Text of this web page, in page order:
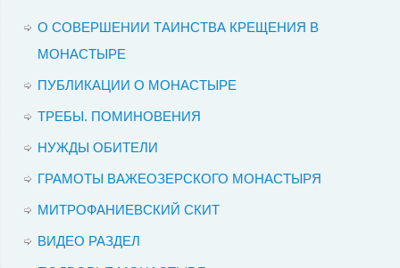
О СОВЕРШЕНИИ ТАИНСТВА КРЕЩЕНИЯ В
МОНАСТЫРЕ
ПУБЛИКАЦИИ О МОНАСТЫРЕ
ТРЕБЫ. ПОМИНОВЕНИЯ
НУЖДЫ ОБИТЕЛИ
ГРАМОТЫ ВАЖЕОЗЕРСКОГО МОНАСТЫРЯ
МИТРОФАНИЕВСКИЙ СКИТ
ВИДЕО РАЗДЕЛ